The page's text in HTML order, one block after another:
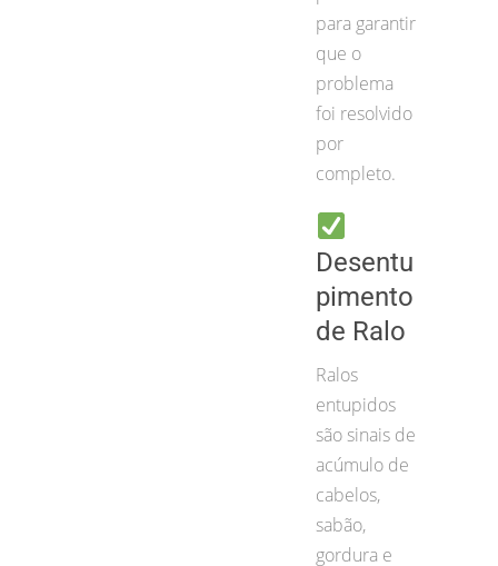
para garantir
que o
problema
foi resolvido
por
completo.
Desentu
pimento
de Ralo
Ralos
entupidos
são sinais de
acúmulo de
cabelos,
sabão,
gordura e